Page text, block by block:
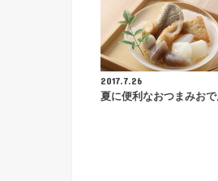
2017.7.26
夏に便利なおつまみお